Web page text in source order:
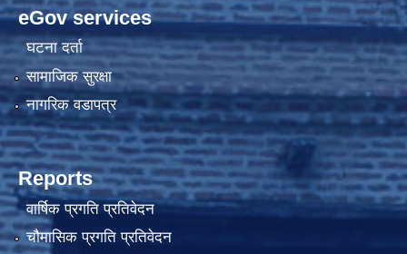
eGov services
घटना दर्ता
सामाजिक सुरक्षा
नागरिक वडापत्र
Reports
वार्षिक प्रगति प्रतिवेदन
चौमासिक प्रगति प्रतिवेदन